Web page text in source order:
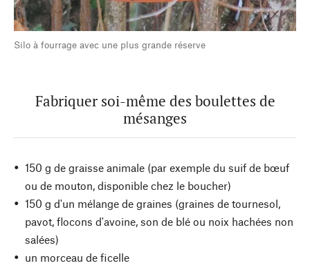
Silo à fourrage avec une plus grande réserve
Fabriquer soi-même des boulettes de
mésanges
150 g de graisse animale (par exemple du suif de bœuf
ou de mouton, disponible chez le boucher)
150 g d'un mélange de graines (graines de tournesol,
pavot, flocons d'avoine, son de blé ou noix hachées non
salées)
un morceau de ficelle